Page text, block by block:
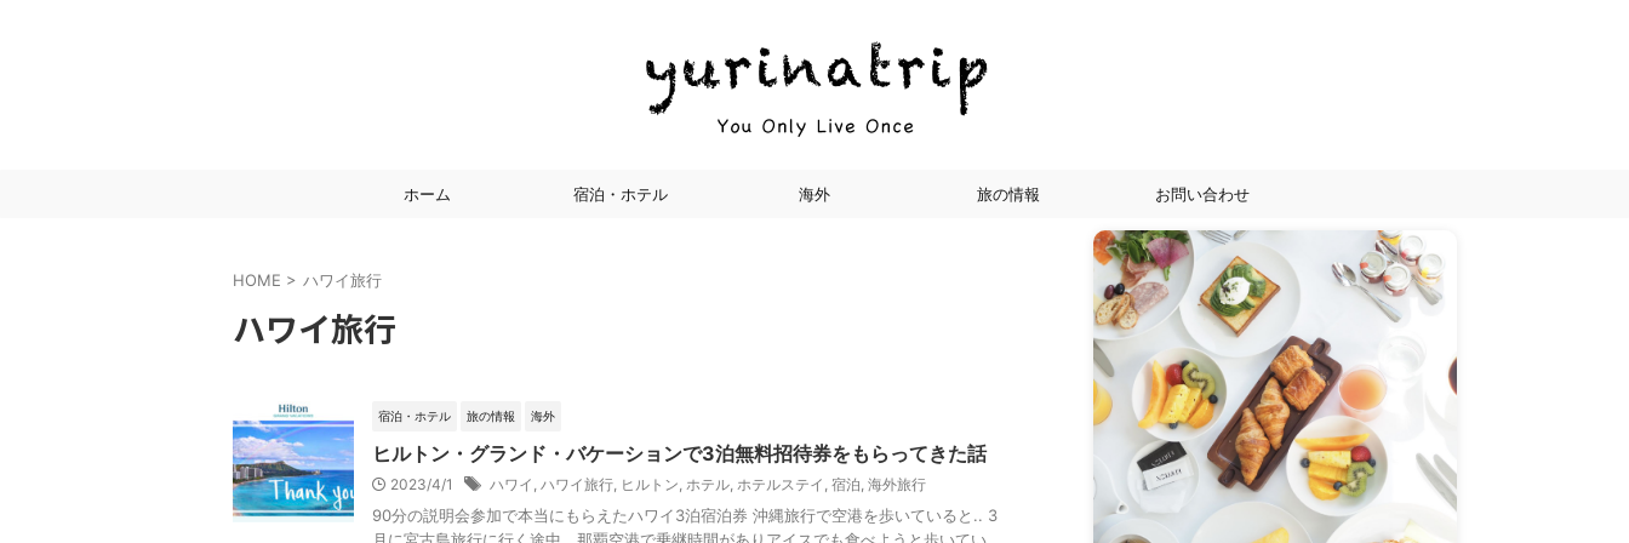
ホーム 宿泊・ホテル 海外 旅の情報 お問い合わせ
HOME > ハワイ旅行
ハワイ旅行
宿泊・ホテル 旅の情報 海外
ヒルトン・グランド・バケーションで3泊無料招待券をもらってきた話
2023/4/1 ハワイ , ハワイ旅行, ヒルトン, ホテル, ホテルステイ , 宿泊, 海外旅行
90分の説明会参加で本当にもらえたハワイ3泊宿泊券 沖縄旅行で空港を歩いていると.. 3